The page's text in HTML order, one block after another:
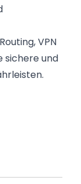
VPN
sichere und